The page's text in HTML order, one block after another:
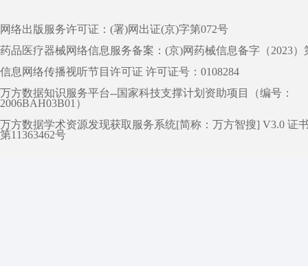
网络出版服务许可证：(署)网出证(京)字第072号
药品医疗器械网络信息服务备案：(京)网药械信息备字（2023）
信息网络传播视听节目许可证 许可证号：0108284
万方数据知识服务平台--国家科技支撑计划资助项目（编号：
2006BAH03B01）
万方数据学术资源发现获取服务系统[简称：万方智搜] V3.0 证
第11363462号